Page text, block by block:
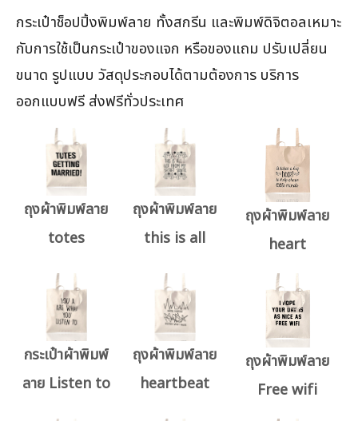
กระเป๋าช็อปปิ้งพิมพ์ลาย ทั้งสกรีน และพิมพ์ดิจิตอลเหมาะ
กับการใช้เป็นกระเป๋าของแจก หรือของแถม ปรับเปลี่ยน
ขนาด รูปแบบ วัสดุประกอบได้ตามต้องการ บริการ
ออกแบบฟรี ส่งฟรีทั่วประเทศ
ถุงผ้าพิมพ์ลาย
totes
ถุงผ้าพิมพ์ลาย
this is all
ถุงผ้าพิมพ์ลาย
heart
กระเป๋าผ้าพิมพ์
ลาย Listen to
ถุงผ้าพิมพ์ลาย
heartbeat
ถุงผ้าพิมพ์ลาย
Free wifi